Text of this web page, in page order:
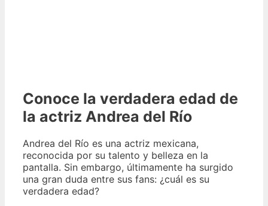
Conoce la verdadera edad de
la actriz Andrea del Río
Andrea del Río es una actriz mexicana,
reconocida por su talento y belleza en la
pantalla. Sin embargo, últimamente ha surgido
una gran duda entre sus fans: ¿cuál es su
verdadera edad?